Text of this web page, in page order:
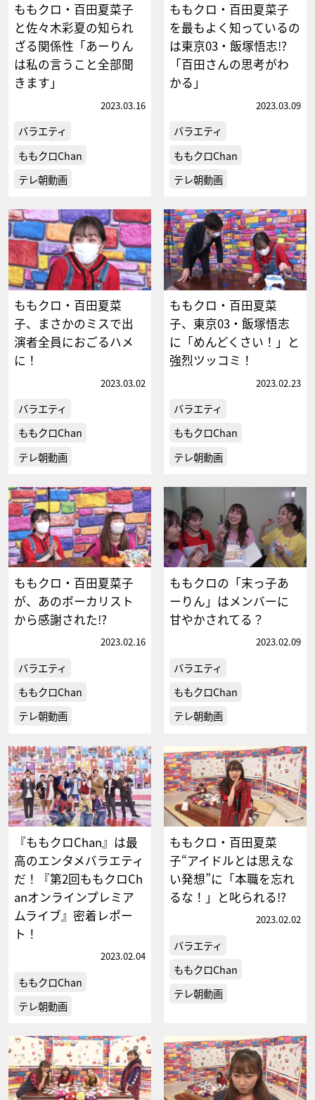
ももクロ・百田夏菜子
と佐々木彩夏の知られ
ざる関係性「あーりん
は私の言うこと全部聞
きます」
2023.03.16
バラエティ
ももクロChan
テレ朝動画
ももクロ・百田夏菜子
を最もよく知っているの
は東京03・飯塚悟志!?
「百田さんの思考がわ
かる」
2023.03.09
バラエティ
ももクロChan
テレ朝動画
ももクロ・百田夏菜
子、まさかのミスで出
演者全員におごるハメ
に！
2023.03.02
バラエティ
ももクロChan
テレ朝動画
ももクロ・百田夏菜
子、東京03・飯塚悟志
に「めんどくさい！」と
強烈ツッコミ！
2023.02.23
バラエティ
ももクロChan
テレ朝動画
ももクロ・百田夏菜子
が、あのボーカリスト
から感謝された!?
2023.02.16
バラエティ
ももクロChan
テレ朝動画
ももクロの「末っ子あ
ーりん」はメンバーに
甘やかされてる？
2023.02.09
バラエティ
ももクロChan
テレ朝動画
『ももクロChan』は最
高のエンタメバラエティ
だ！『第2回ももクロCh
anオンラインプレミア
ムライブ』密着レポー
ト！
2023.02.04
ももクロChan
テレ朝動画
ももクロ・百田夏菜
子“アイドルとは思えな
い発想”に「本職を忘れ
るな！」と叱られる!?
2023.02.02
バラエティ
ももクロChan
テレ朝動画